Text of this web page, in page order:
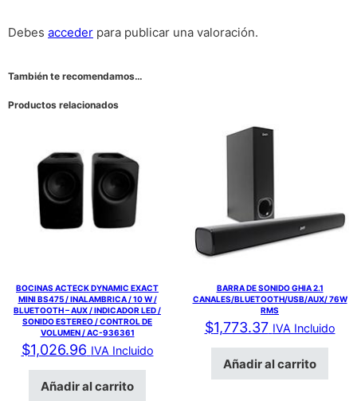
Debes acceder para publicar una valoración.
También te recomendamos…
Productos relacionados
BOCINAS ACTECK DYNAMIC EXACT
MINI BS475 / INALAMBRICA / 10 W /
BLUETOOTH – AUX / INDICADOR LED /
SONIDO ESTEREO / CONTROL DE
VOLUMEN / AC-936361
$1,026.96 IVA Incluido
Añadir al carrito
BARRA DE SONIDO GHIA 2.1
CANALES/BLUETOOTH/USB/AUX/ 76W
RMS
$1,773.37 IVA Incluido
Añadir al carrito